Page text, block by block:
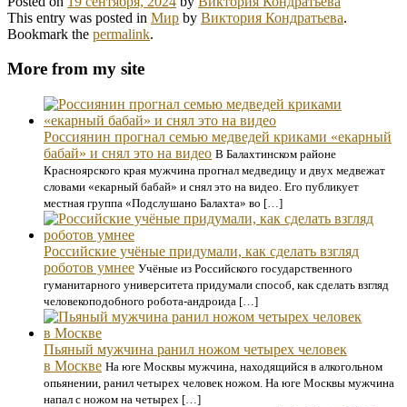
This entry was posted in Мир by Виктория Кондратьева.
Bookmark the permalink.
More from my site
Россиянин прогнал семью медведей криками «екарный
бабай» и снял это на видео В Балахтинском районе
Красноярского края мужчина прогнал медведицу и двух медвежат
словами «екарный бабай» и снял это на видео. Его публикует
местная группа «Подслушано Балахта» во […]
Российские учёные придумали, как сделать взгляд
роботов умнее Учёные из Российского государственного
гуманитарного университета придумали способ, как сделать взгляд
человекоподобного робота-андроида […]
Пьяный мужчина ранил ножом четырех человек
в Москве На юге Москвы мужчина, находящийся в алкогольном
опьянении, ранил четырех человек ножом. На юге Москвы мужчина
напал с ножом на четырех […]